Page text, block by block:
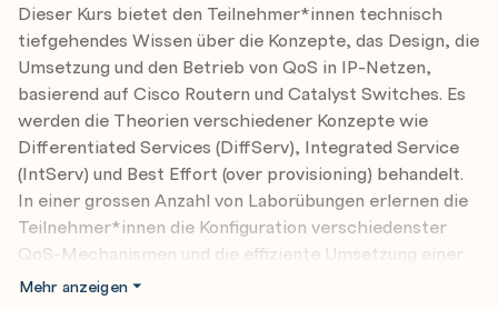
Dieser Kurs bietet den Teilnehmer*innen technisch
tiefgehendes Wissen über die Konzepte, das Design, die
Umsetzung und den Betrieb von QoS in IP-Netzen,
basierend auf Cisco Routern und Catalyst Switches. Es
werden die Theorien verschiedener Konzepte wie
Differentiated Services (DiffServ), Integrated Service
(IntServ) und Best Effort (over provisioning) behandelt.
In einer grossen Anzahl von Laborübungen erlernen die
Teilnehmer*innen die Konfiguration verschiedenster
QoS-Mechanismen und die effiziente Umsetzung einer
QoS-Gesamtlösung. Darüber hinaus werden Kenntnisse
Mehr anzeigen